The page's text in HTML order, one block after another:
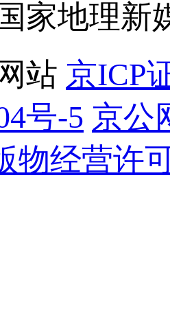
家地理新
站 京ICP
号-5 京公
物经营许